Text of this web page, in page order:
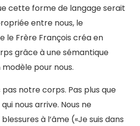
cette forme de langage serait
entre nous, le
le Frère François créa en
grâce à une sémantique
pour nous.
pas notre corps. Pas plus que
nous arrive. Nous ne
à l’âme («Je suis dans